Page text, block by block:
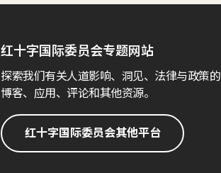
红十字国际委员会专题网站
探索我们有关人道影响、洞见、法律与政策的
博客、应用、评论和其他资源。
红十字国际委员会其他平台